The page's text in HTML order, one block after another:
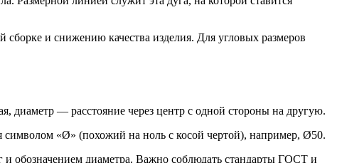
сборке и снижению качества изделия. Для угловых размеров
диаметр — расстояние через центр с одной стороны на другую.
символом «Ø» (похожий на ноль с косой чертой), например, Ø50.
обозначением диаметра. Важно соблюдать стандарты ГОСТ и